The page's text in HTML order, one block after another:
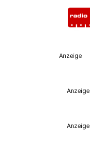
Anzeige
Anzeige
Anzeige